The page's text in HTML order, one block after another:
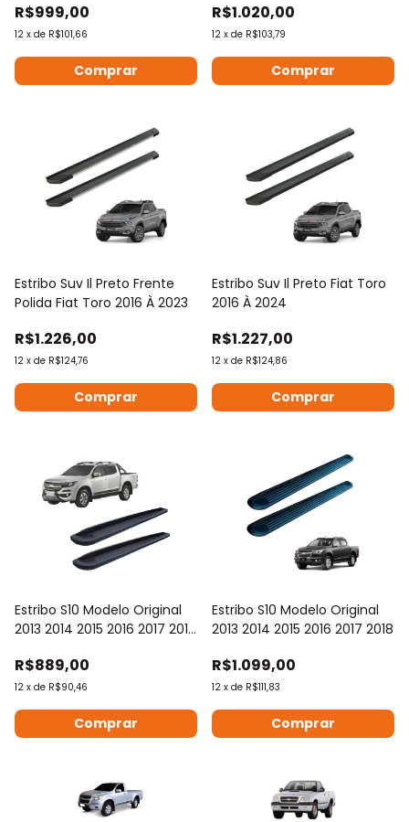
R$999,00
12 x de R$101,66
R$1.020,00
12 x de R$103,79
Estribo Suv Il Preto Frente
Polida Fiat Toro 2016 À 2023
R$1.226,00
12 x de R$124,76
Estribo Suv Il Preto Fiat Toro
2016 À 2024
R$1.227,00
12 x de R$124,86
Estribo S10 Modelo Original
2013 2014 2015 2016 2017 2018
2024 2025 2026
R$889,00
12 x de R$90,46
Estribo S10 Modelo Original
2013 2014 2015 2016 2017 2018
R$1.099,00
12 x de R$111,83